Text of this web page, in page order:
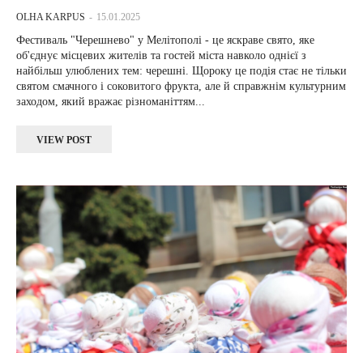
OLHA KARPUS - 15.01.2025
Фестиваль "Черешнево" у Мелітополі - це яскраве свято, яке
об'єднує місцевих жителів та гостей міста навколо однієї з
найбільш улюблених тем: черешні. Щороку це подія стає не тільки
святом смачного і соковитого фрукта, але й справжнім культурним
заходом, який вражає різноманіттям...
VIEW POST